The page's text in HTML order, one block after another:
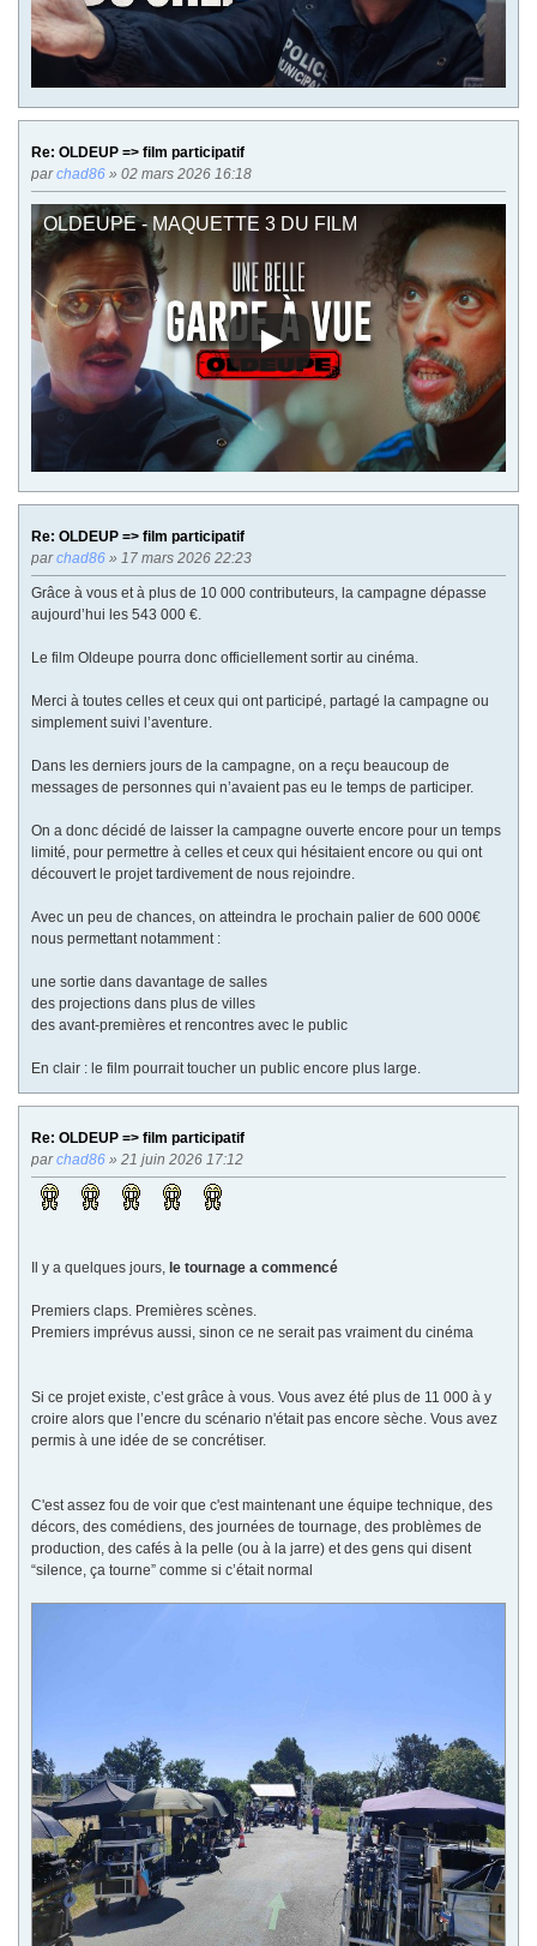
Re: OLDEUP => film participatif
parchad86 » 02 mars 2026 16:18
OLDEUPE - MAQUETTE 3 DU FILM
Re: OLDEUP => film participatif
parchad86 » 17 mars 2026 22:23
Grâce à vous et à plus de 10 000 contributeurs, la campagne dépasse
aujourd’hui les 543 000 €.
Le film Oldeupe pourra donc officiellement sortir au cinéma.
Merci à toutes celles et ceux qui ont participé, partagé la campagne ou
simplement suivi l’aventure.
Dans les derniers jours de la campagne, on a reçu beaucoup de
messages de personnes qui n’avaient pas eu le temps de participer.
On a donc décidé de laisser la campagne ouverte encore pour un temps
limité, pour permettre à celles et ceux qui hésitaient encore ou qui ont
découvert le projet tardivement de nous rejoindre.
Avec un peu de chances, on atteindra le prochain palier de 600 000€
nous permettant notamment :
une sortie dans davantage de salles
des projections dans plus de villes
des avant-premières et rencontres avec le public
En clair : le film pourrait toucher un public encore plus large.
Re: OLDEUP => film participatif
parchad86 » 21 juin 2026 17:12
Il y a quelques jours, le tournage a commencé
Premiers claps. Premières scènes.
Premiers imprévus aussi, sinon ce ne serait pas vraiment du cinéma
Si ce projet existe, c’est grâce à vous. Vous avez été plus de 11 000 à y
croire alors que l’encre du scénario n'était pas encore sèche. Vous avez
permis à une idée de se concrétiser.
C'est assez fou de voir que c'est maintenant une équipe technique, des
décors, des comédiens, des journées de tournage, des problèmes de
production, des cafés à la pelle (ou à la jarre) et des gens qui disent
“silence, ça tourne” comme si c’était normal